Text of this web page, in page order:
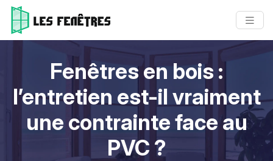
Fenêtres en bois :
l’entretien est-il vraiment
une contrainte face au
PVC ?